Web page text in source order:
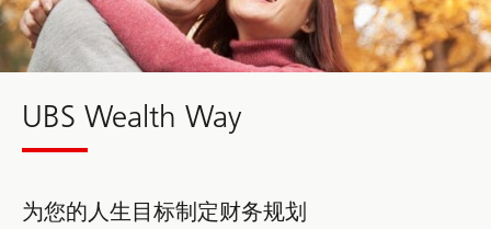
UBS Wealth Way
为您的人生目标制定财务规划